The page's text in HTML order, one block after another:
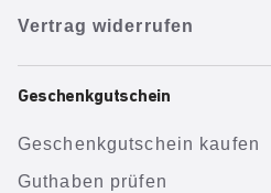
Vertrag widerrufen
Geschenkgutschein
Geschenkgutschein kaufen
Guthaben prüfen